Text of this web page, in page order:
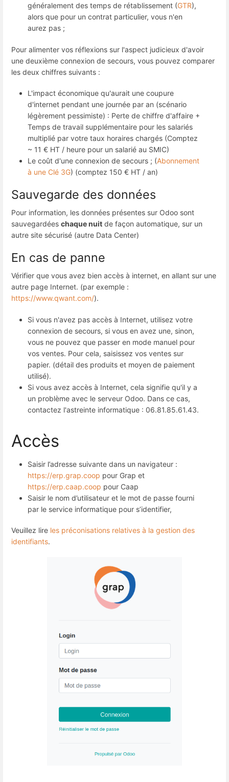
généralement des temps de rétablissement (GTR),
alors que pour un contrat particulier, vous n'en
aurez pas ;
Pour alimenter vos réflexions sur l'aspect judicieux d'avoir
une deuxième connexion de secours, vous pouvez comparer
les deux chiffres suivants :
L'impact économique qu'aurait une coupure
d'internet pendant une journée par an (scénario
légèrement pessimiste) : Perte de chiffre d'affaire +
Temps de travail supplémentaire pour les salariés
multiplié par votre taux horaires chargés (Comptez
~ 11 € HT / heure pour un salarié au SMIC)
Le coût d'une connexion de secours ; (Abonnement
à une Clé 3G) (comptez 150 € HT / an)
Sauvegarde des données
Pour information, les données présentes sur Odoo sont
sauvegardées chaque nuit de façon automatique, sur un
autre site sécurisé (autre Data Center)
En cas de panne
Vérifier que vous avez bien accès à internet, en allant sur une
autre page Internet. (par exemple :
https://www.qwant.com/).
Si vous n'avez pas accès à Internet, utilisez votre
connexion de secours, si vous en avez une, sinon,
vous ne pouvez que passer en mode manuel pour
vos ventes. Pour cela, saisissez vos ventes sur
papier. (détail des produits et moyen de paiement
utilisé).
Si vous avez accès à Internet, cela signifie qu'il y a
un problème avec le serveur Odoo. Dans ce cas,
contactez l'astreinte informatique : 06.81.85.61.43.
Accès
Saisir l’adresse suivante dans un navigateur :
https://erp.grap.coop pour Grap et
https://erp.caap.coop pour Caap
Saisir le nom d’utilisateur et le mot de passe fourni
par le service informatique pour s’identifier,
Veuillez lire les préconisations relatives à la gestion des
identifiants.